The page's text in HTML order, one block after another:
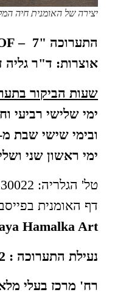
יצירה של האומנית חיה
התערוכה "7 – IN THE MAGIC OF"
אוצרות: ד"ר גליה
שעות הביקור
ימי שלישי רביעי וחמישי מ-
ובימי שישי שבת מ-10:00 עד
ימי ראשון שני
טל' הגלריה: 055-9230022,
דף האומנית
Hamalka Art
נעילת התערוכה : 2.4.2022
רח' מרכז בעלי מלאכה 13, תל